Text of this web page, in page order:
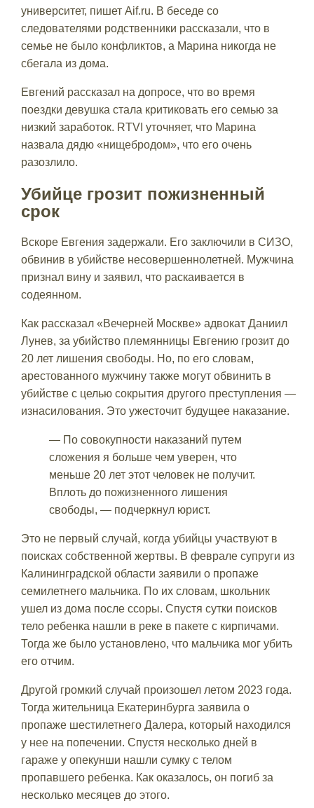
университет, пишет Aif.ru. В беседе со
следователями родственники рассказали, что в
семье не было конфликтов, а Марина никогда не
сбегала из дома.
Евгений рассказал на допросе, что во время
поездки девушка стала критиковать его семью за
низкий заработок. RTVI уточняет, что Марина
назвала дядю «нищебродом», что его очень
разозлило.
Убийце грозит пожизненный
срок
Вскоре Евгения задержали. Его заключили в СИЗО,
обвинив в убийстве несовершеннолетней. Мужчина
признал вину и заявил, что раскаивается в
содеянном.
Как рассказал «Вечерней Москве» адвокат Даниил
Лунев, за убийство племянницы Евгению грозит до
20 лет лишения свободы. Но, по его словам,
арестованного мужчину также могут обвинить в
убийстве с целью сокрытия другого преступления —
изнасилования. Это ужесточит будущее наказание.
— По совокупности наказаний путем
сложения я больше чем уверен, что
меньше 20 лет этот человек не получит.
Вплоть до пожизненного лишения
свободы, — подчеркнул юрист.
Это не первый случай, когда убийцы участвуют в
поисках собственной жертвы. В феврале супруги из
Калининградской области заявили о пропаже
семилетнего мальчика. По их словам, школьник
ушел из дома после ссоры. Спустя сутки поисков
тело ребенка нашли в реке в пакете с кирпичами.
Тогда же было установлено, что мальчика мог убить
его отчим.
Другой громкий случай произошел летом 2023 года.
Тогда жительница Екатеринбурга заявила о
пропаже шестилетнего Далера, который находился
у нее на попечении. Спустя несколько дней в
гараже у опекунши нашли сумку с телом
пропавшего ребенка. Как оказалось, он погиб за
несколько месяцев до этого.